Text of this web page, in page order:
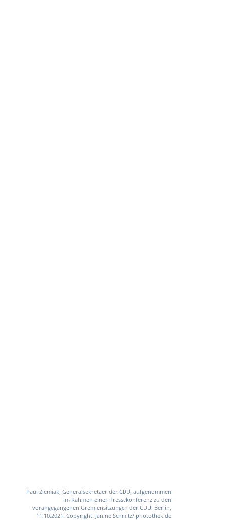
Paul Ziemiak, Generalsekretaer der CDU, aufgenommen
im Rahmen einer Pressekonferenz zu den
vorangegangenen Gremiensitzungen der CDU. Berlin,
11.10.2021. Copyright: Janine Schmitz/ photothek.de